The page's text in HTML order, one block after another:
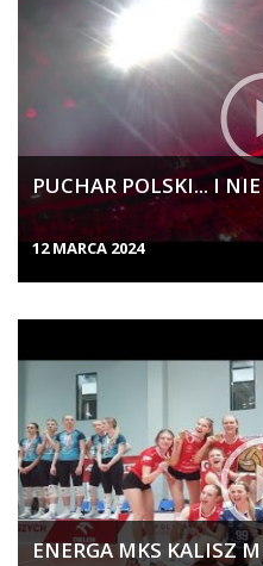
PUCHAR POLSKI... I
12 MARCA 2024
ENERGA MKS KALISZ